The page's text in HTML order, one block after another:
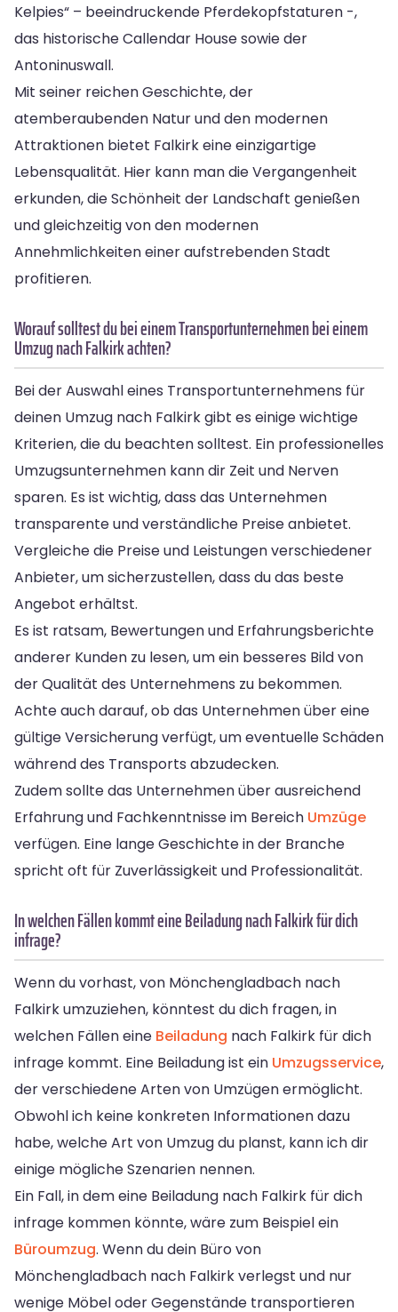
Kelpies“ – beeindruckende Pferdekopfstaturen -,
das historische Callendar House sowie der
Antoninuswall.
Mit seiner reichen Geschichte, der
atemberaubenden Natur und den modernen
Attraktionen bietet Falkirk eine einzigartige
Lebensqualität. Hier kann man die Vergangenheit
erkunden, die Schönheit der Landschaft genießen
und gleichzeitig von den modernen
Annehmlichkeiten einer aufstrebenden Stadt
profitieren.
Worauf solltest du bei einem Transportunternehmen bei einem
Umzug nach Falkirk achten?
Bei der Auswahl eines Transportunternehmens für
deinen Umzug nach Falkirk gibt es einige wichtige
Kriterien, die du beachten solltest. Ein professionelles
Umzugsunternehmen kann dir Zeit und Nerven
sparen. Es ist wichtig, dass das Unternehmen
transparente und verständliche Preise anbietet.
Vergleiche die Preise und Leistungen verschiedener
Anbieter, um sicherzustellen, dass du das beste
Angebot erhältst.
Es ist ratsam, Bewertungen und Erfahrungsberichte
anderer Kunden zu lesen, um ein besseres Bild von
der Qualität des Unternehmens zu bekommen.
Achte auch darauf, ob das Unternehmen über eine
gültige Versicherung verfügt, um eventuelle Schäden
während des Transports abzudecken.
Zudem sollte das Unternehmen über ausreichend
Erfahrung und Fachkenntnisse im Bereich Umzüge
verfügen. Eine lange Geschichte in der Branche
spricht oft für Zuverlässigkeit und Professionalität.
In welchen Fällen kommt eine Beiladung nach Falkirk für dich
infrage?
Wenn du vorhast, von Mönchengladbach nach
Falkirk umzuziehen, könntest du dich fragen, in
welchen Fällen eine Beiladung nach Falkirk für dich
infrage kommt. Eine Beiladung ist ein Umzugsservice,
der verschiedene Arten von Umzügen ermöglicht.
Obwohl ich keine konkreten Informationen dazu
habe, welche Art von Umzug du planst, kann ich dir
einige mögliche Szenarien nennen.
Ein Fall, in dem eine Beiladung nach Falkirk für dich
infrage kommen könnte, wäre zum Beispiel ein
Büroumzug. Wenn du dein Büro von
Mönchengladbach nach Falkirk verlegst und nur
wenige Möbel oder Gegenstände transportieren